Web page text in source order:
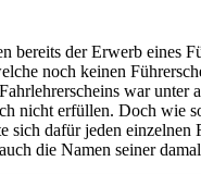
der Erwerb eines
noch keinen
war
nicht erfüllen. Doch
dafür jeden
die Namen seiner